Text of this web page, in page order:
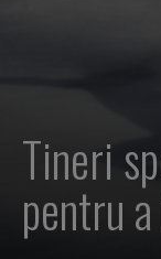
Tineri
pentru